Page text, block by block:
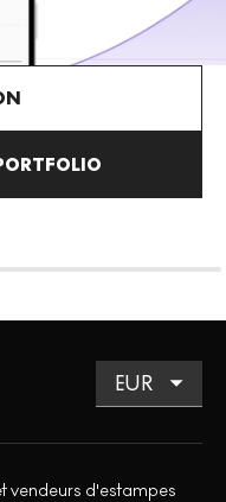
vendeurs d'estampes